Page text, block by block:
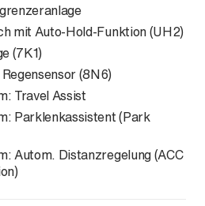
mit Auto-Hold-Funktion (UH2)
(7K1)
(8N6)
Travel Assist
Parklenkassistent (Park
Autom. Distanzregelung (ACC